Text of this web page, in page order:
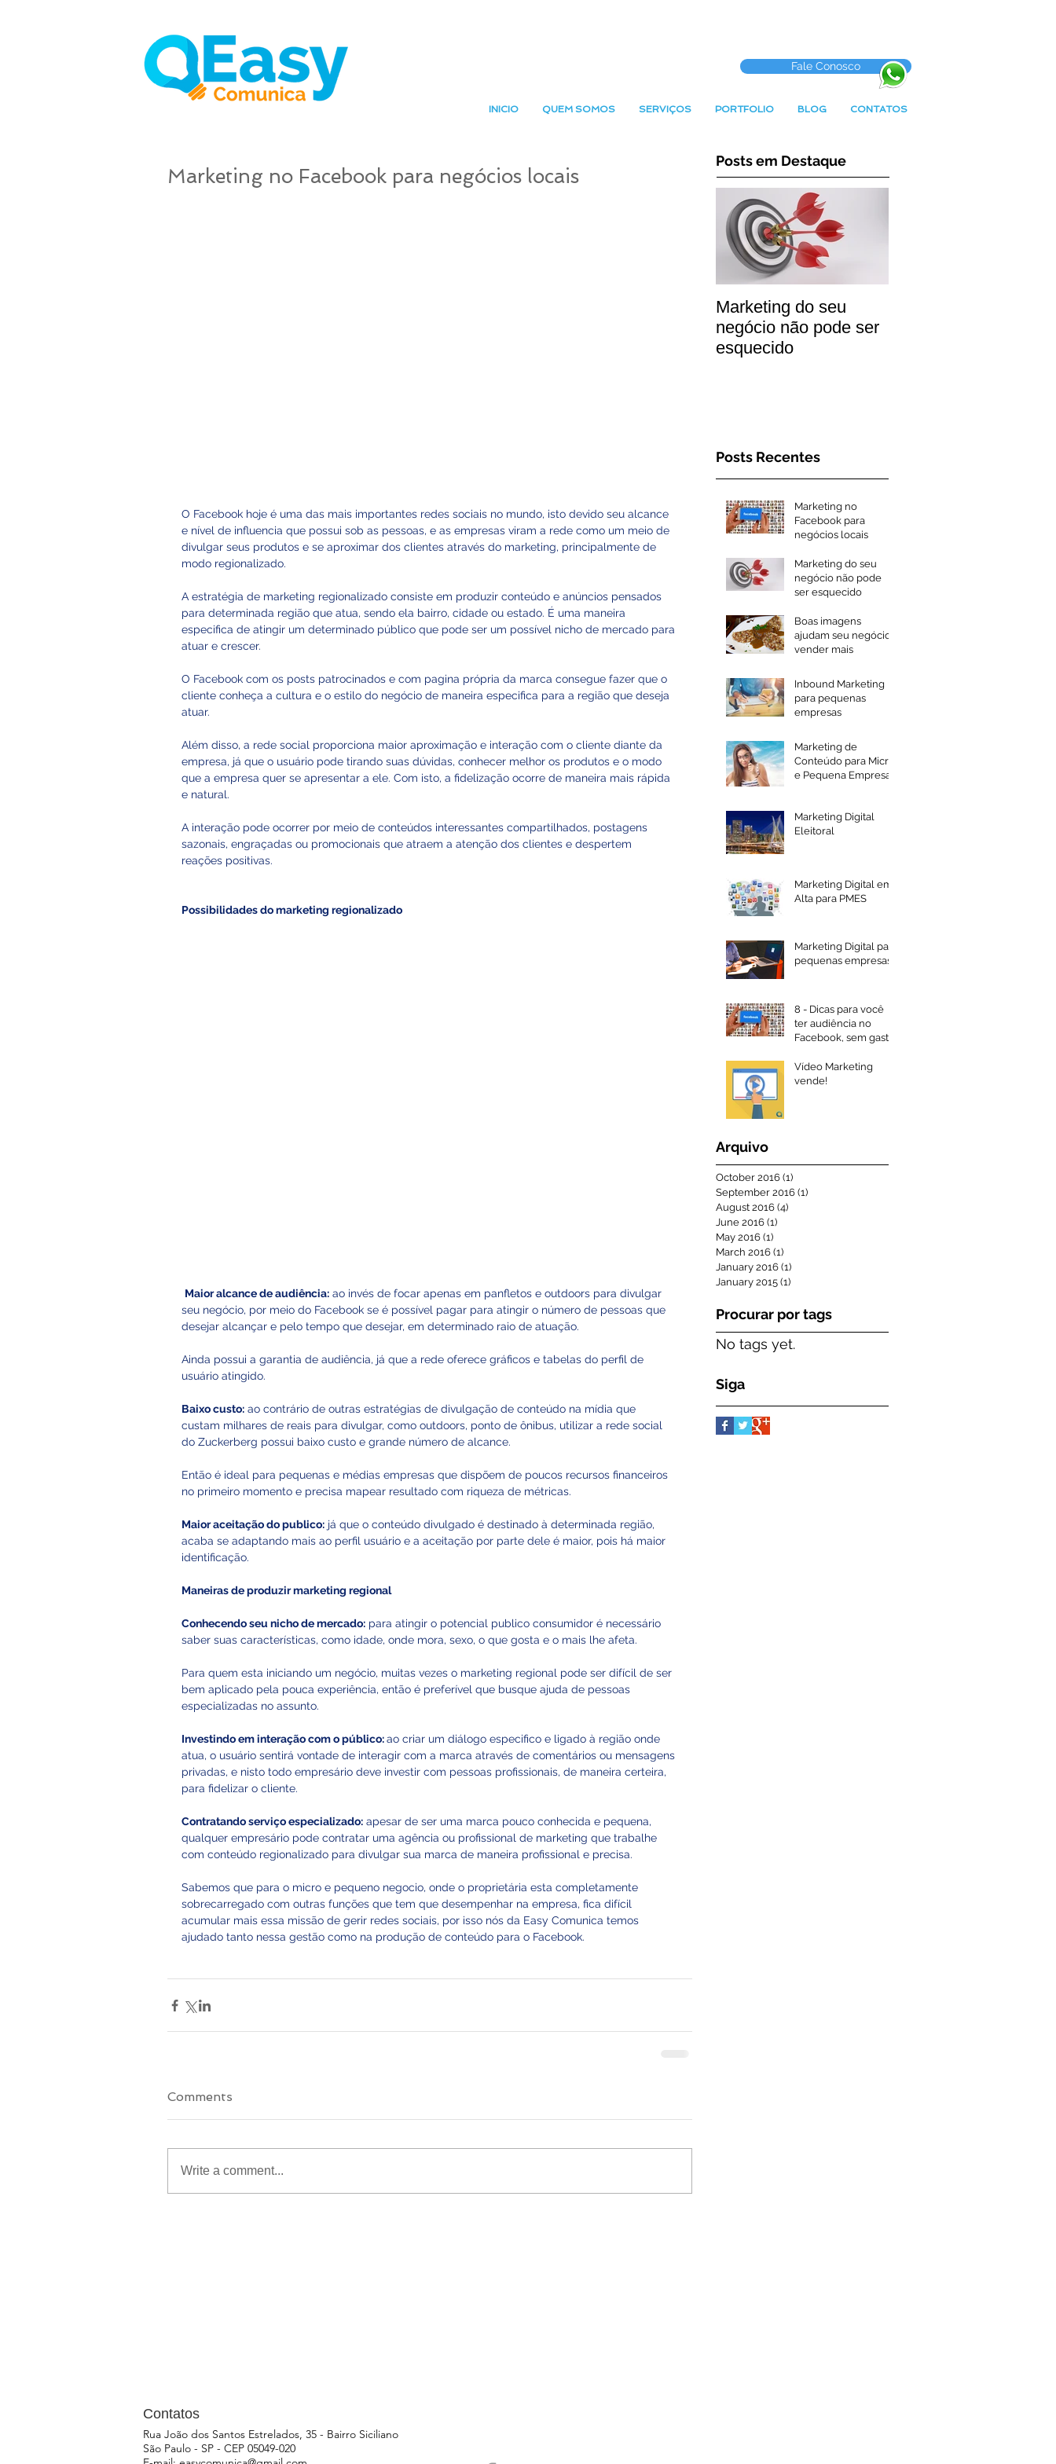
Fale Conosco
INICIO QUEM SOMOS SERVIÇOS PORTFOLIO BLOG CONTATOS
Marketing no Facebook para negócios locais
O Facebook hoje é uma das mais importantes redes sociais no mundo, isto devido seu alcance
e nível de influencia que possui sob as pessoas, e as empresas viram a rede como um meio de
divulgar seus produtos e se aproximar dos clientes através do marketing, principalmente de
modo regionalizado.
A estratégia de marketing regionalizado consiste em produzir conteúdo e anúncios pensados
para determinada região que atua, sendo ela bairro, cidade ou estado. É uma maneira
especifica de atingir um determinado público que pode ser um possível nicho de mercado para
atuar e crescer.
O Facebook com os posts patrocinados e com pagina própria da marca consegue fazer que o
cliente conheça a cultura e o estilo do negócio de maneira especifica para a região que deseja
atuar.
Além disso, a rede social proporciona maior aproximação e interação com o cliente diante da
empresa, já que o usuário pode tirando suas dúvidas, conhecer melhor os produtos e o modo
que a empresa quer se apresentar a ele. Com isto, a fidelização ocorre de maneira mais rápida
e natural.
A interação pode ocorrer por meio de conteúdos interessantes compartilhados, postagens
sazonais, engraçadas ou promocionais que atraem a atenção dos clientes e despertem
reações positivas.
Possibilidades do marketing regionalizado
Maior alcance de audiência: ao invés de focar apenas em panfletos e outdoors para divulgar
seu negócio, por meio do Facebook se é possível pagar para atingir o número de pessoas que
desejar alcançar e pelo tempo que desejar, em determinado raio de atuação.
Ainda possui a garantia de audiência, já que a rede oferece gráficos e tabelas do perfil de
usuário atingido.
Baixo custo: ao contrário de outras estratégias de divulgação de conteúdo na mídia que
custam milhares de reais para divulgar, como outdoors, ponto de ônibus, utilizar a rede social
do Zuckerberg possui baixo custo e grande número de alcance.
Então é ideal para pequenas e médias empresas que dispõem de poucos recursos financeiros
no primeiro momento e precisa mapear resultado com riqueza de métricas.
Maior aceitação do publico: já que o conteúdo divulgado é destinado à determinada região,
acaba se adaptando mais ao perfil usuário e a aceitação por parte dele é maior, pois há maior
identificação.
Maneiras de produzir marketing regional
Conhecendo seu nicho de mercado: para atingir o potencial publico consumidor é necessário
saber suas características, como idade, onde mora, sexo, o que gosta e o mais lhe afeta.
Para quem esta iniciando um negócio, muitas vezes o marketing regional pode ser difícil de ser
bem aplicado pela pouca experiência, então é preferível que busque ajuda de pessoas
especializadas no assunto.
Investindo em interação com o público: ao criar um diálogo especifico e ligado à região onde
atua, o usuário sentirá vontade de interagir com a marca através de comentários ou mensagens
privadas, e nisto todo empresário deve investir com pessoas profissionais, de maneira certeira,
para fidelizar o cliente.
Contratando serviço especializado: apesar de ser uma marca pouco conhecida e pequena,
qualquer empresário pode contratar uma agência ou profissional de marketing que trabalhe
com conteúdo regionalizado para divulgar sua marca de maneira profissional e precisa.
Sabemos que para o micro e pequeno negocio, onde o proprietária esta completamente
sobrecarregado com outras funções que tem que desempenhar na empresa, fica difícil
acumular mais essa missão de gerir redes sociais, por isso nós da Easy Comunica temos
ajudado tanto nessa gestão como na produção de conteúdo para o Facebook.
Comments
Write a comment...
Posts em Destaque
Marketing do seu
negócio não pode ser
esquecido
Posts Recentes
Marketing no
Facebook para
negócios locais
Marketing do seu
negócio não pode
ser esquecido
Boas imagens
ajudam seu negócio
vender mais
Inbound Marketing
para pequenas
empresas
Marketing de
Conteúdo para Micro
e Pequena Empresa
Marketing Digital
Eleitoral
Marketing Digital em
Alta para PMES
Marketing Digital para
pequenas empresas
8 - Dicas para você
ter audiência no
Facebook, sem gastar
Vídeo Marketing
vende!
Arquivo
October 2016 (1)
September 2016 (1)
August 2016 (4)
June 2016 (1)
May 2016 (1)
March 2016 (1)
January 2016 (1)
January 2015 (1)
Procurar por tags
No tags yet.
Siga
Contatos
Rua João dos Santos Estrelados, 35 - Bairro Siciliano
São Paulo - SP - CEP 05049-020